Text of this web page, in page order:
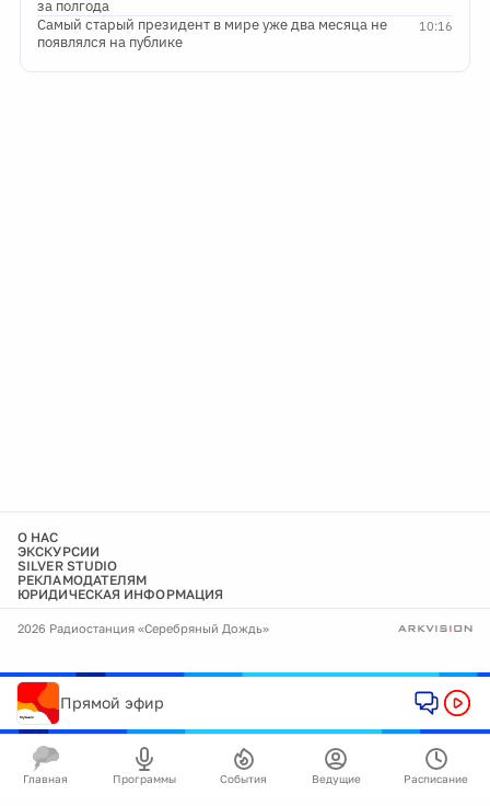
за полгода
10:16
Самый старый президент в мире уже два месяца не
появлялся на публике
О НАС
ЭКСКУРСИИ
SILVER STUDIO
РЕКЛАМОДАТЕЛЯМ
ЮРИДИЧЕСКАЯ ИНФОРМАЦИЯ
2026 Радиостанция «Серебряный Дождь»
Прямой эфир
Главная Программы События Ведущие Расписание